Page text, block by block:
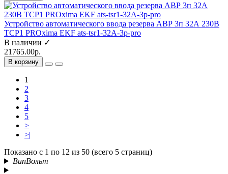
Устройство автоматического ввода резерва АВР 3п 32А 230В
ТСР1 PROxima EKF ats-tsr1-32A-3p-pro
В наличии ✓
21765.00р.
В корзину
1
2
3
4
5
>
>|
Показано с 1 по 12 из 50 (всего 5 страниц)
ВипВольт